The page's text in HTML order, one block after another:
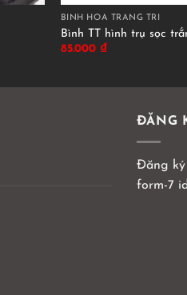
BÌNH HOA TRANG TRÍ
Bình TT hình trụ sọc
85.000 ₫
ĐĂNG
Đăng ký
form-7